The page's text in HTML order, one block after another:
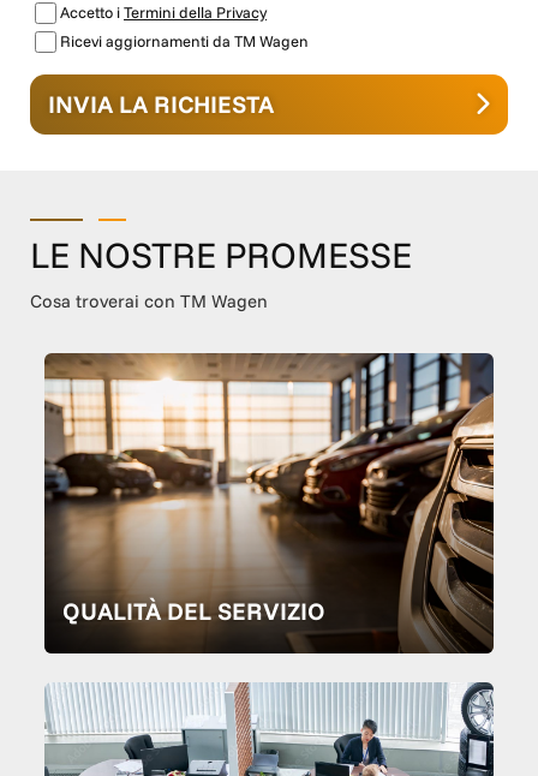
Accetto iTermini della Privacy
Ricevi aggiornamenti da TM Wagen
INVIA LA RICHIESTA
LE NOSTRE PROMESSE
Cosa troverai con TM Wagen
QUALITÀ DEL SERVIZIO